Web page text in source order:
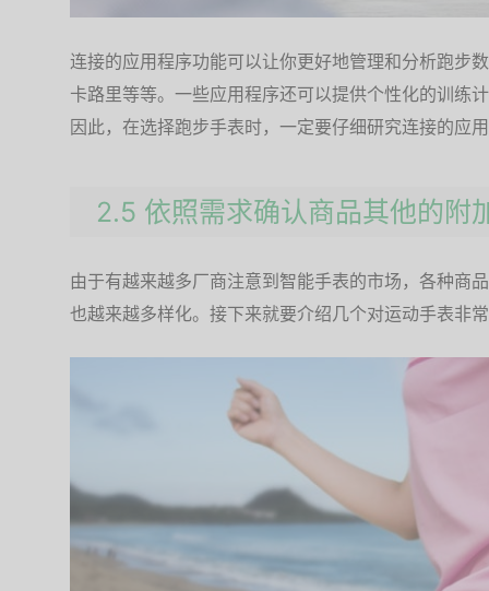
连接的应用程序功能可以让你更好地管理和分析跑步
卡路里等等。一些应用程序还可以提供个性化的训练
因此，在选择跑步手表时，一定要仔细研究连接的应
2.5 依照需求确认商品其他的附
由于有越来越多厂商注意到智能手表的市场，各种商
也越来越多样化。接下来就要介绍几个对运动手表非